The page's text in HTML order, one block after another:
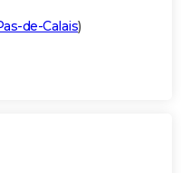
de-Calais)